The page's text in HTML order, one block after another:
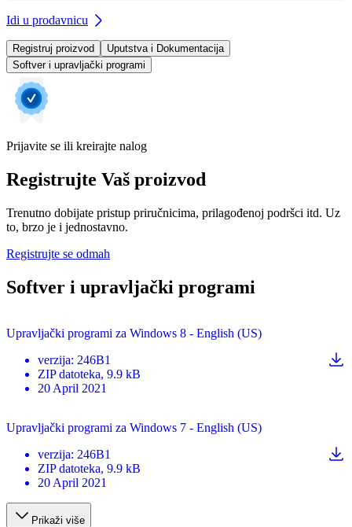
Idi u prodavnicu
Registruj proizvod
Uputstva i Dokumentacija
Softver i upravljački programi
Prijavite se ili kreirajte nalog
Registrujte Vaš proizvod
Trenutno dobijate pristup priručnicima, prilagođenoj podršci itd. Uz
to, brzo je i jednostavno.
Registrujte se odmah
Softver i upravljački programi
Upravljački programi za Windows 8 - English (US)
verzija: 246B1
ZIP datoteka, 9.9 kB
20 April 2021
Upravljački programi za Windows 7 - English (US)
verzija: 246B1
ZIP datoteka, 9.9 kB
20 April 2021
Prikaži više